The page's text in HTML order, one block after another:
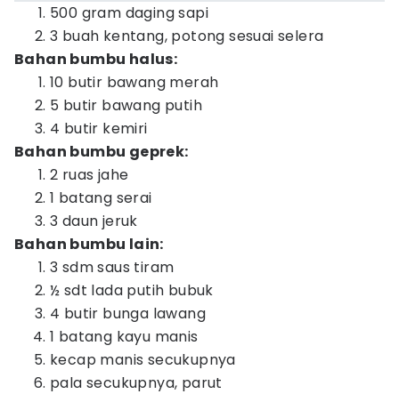
500 gram daging sapi
3 buah kentang, potong sesuai selera
Bahan bumbu halus:
10 butir bawang merah
5 butir bawang putih
4 butir kemiri
Bahan bumbu geprek:
2 ruas jahe
1 batang serai
3 daun jeruk
Bahan bumbu lain:
3 sdm saus tiram
½ sdt lada putih bubuk
4 butir bunga lawang
1 batang kayu manis
kecap manis secukupnya
pala secukupnya, parut